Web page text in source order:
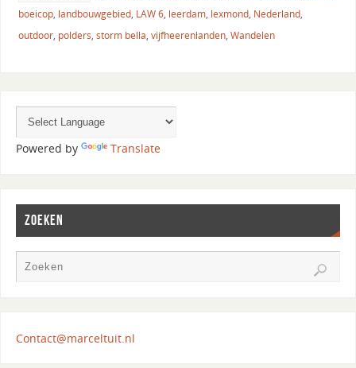
boeicop, landbouwgebied, LAW 6, leerdam, lexmond, Nederland,
outdoor, polders, storm bella, vijfheerenlanden, Wandelen
Powered by Translate
ZOEKEN
Contact@marceltuit.nl